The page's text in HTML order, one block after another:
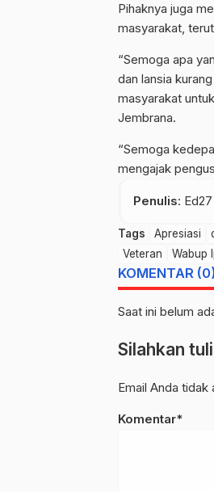
Pihaknya juga
masyarakat,
“Semoga apa
dan lansia
masyarakat
Jembrana.
“Semoga
mengajak
Penulis: Ed27
Tags Apresiasi
Veteran
Wabup
KOMENTAR
Saat ini belum
Silahkan
Email Anda
Komentar*